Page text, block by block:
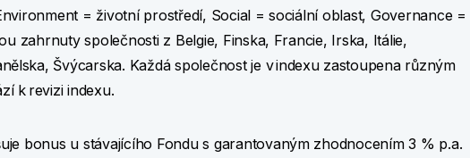
= životní prostředí, Social = sociální oblast, Governance =
zahrnuty společnosti z Belgie, Finska, Francie, Irska, Itálie,
Švýcarska. Každá společnost je v indexu zastoupena různým
k revizi indexu.
bonus u stávajícího Fondu s garantovaným zhodnocením 3 % p.a.